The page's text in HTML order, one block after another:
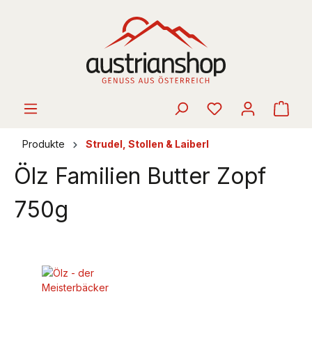
Produkte Strudel, Stollen & Laiberl
Ölz Familien Butter Zopf
750g